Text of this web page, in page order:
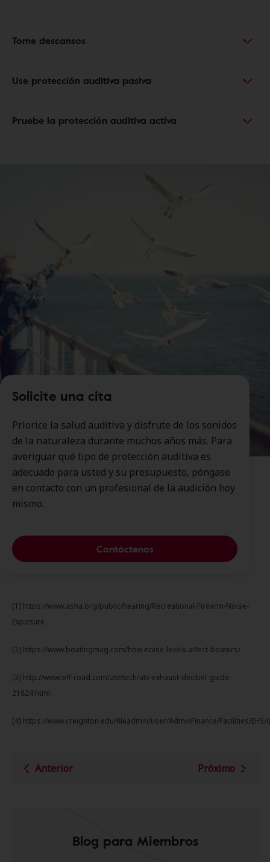
Tome descansos
Use protección auditiva pasiva
Pruebe la protección auditiva activa
Solicite una cita
Priorice la salud auditiva y disfrute de los sonidos
de la naturaleza durante muchos años más. Para
averiguar qué tipo de protección auditiva es
adecuado para usted y su presupuesto, póngase
en contacto con un profesional de la audición hoy
mismo.
Contáctenos
[1] https://www.asha.org/public/hearing/Recreational-Firearm-Noise-
Exposure
[2] https://www.boatingmag.com/how-noise-levels-affect-boaters/
[3] http://www.off-road.com/atv/tech/atv-exhaust-decibel-guide-
21824.html
[4] https://www.creighton.edu/fileadmin/user/AdminFinance/Facilities/
Anterior Próximo
Blog para Miembros